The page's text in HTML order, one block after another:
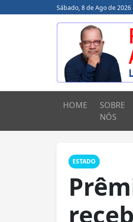
Sábado, 8 de Ago de 2026
HOME
SOBRE
NÓS
ESTADO